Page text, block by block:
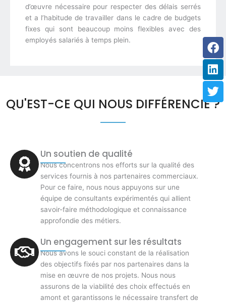
d’œuvre nécessaire pour respecter des délais serrés
et a l’habitude de travailler dans le cadre de budgets
fixes qui sont beaucoup moins flexibles avec des
employés salariés à temps plein.
QU'EST-CE QUI NOUS DIFFÉRENCIE ?
Un soutien de qualité
Nous concentrons nos efforts sur la qualité des
services fournis à nos partenaires commerciaux.
Pour ce faire, nous nous appuyons sur une
équipe de consultants expérimentés qui allient
savoir-faire méthodologique et connaissance
approfondie des métiers.
Un engagement sur les résultats
Nous avons le souci constant de la réalisation
des objectifs fixés par nos partenaires dans la
mise en œuvre de nos projets. Nous nous
assurons de la viabilité des choix effectués en
amont et garantissons le nécessaire transfert de